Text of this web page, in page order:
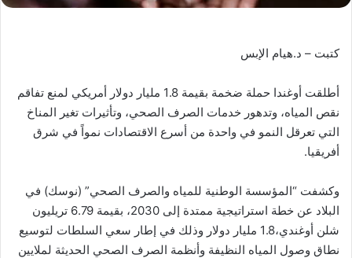
كتبت – د.هيام الإبس
أطلقت أوغندا حملة ضخمة بقيمة 1.8 مليار دولار أمريكي لمنع تفاقم
نقص المياه، وتدهور خدمات الصرف الصحي، وتأثيرات تغير المناخ
التي تعرقل النمو في واحدة من أسرع الاقتصادات نمواً في شرق
أفريقيا.
وكشفت “المؤسسة الوطنية للمياه والصرف الصحي” (نوسك) في
البلاد عن خطة استراتيجية ممتدة إلى 2030، بقيمة 6.79 تريليون
شلن أوغندي،1.8 مليار دولار وذلك في إطار سعي السلطات لتوسيع
نطاق وصول المياه النظيفة وأنظمة الصرف الصحي الحديثة لملايين